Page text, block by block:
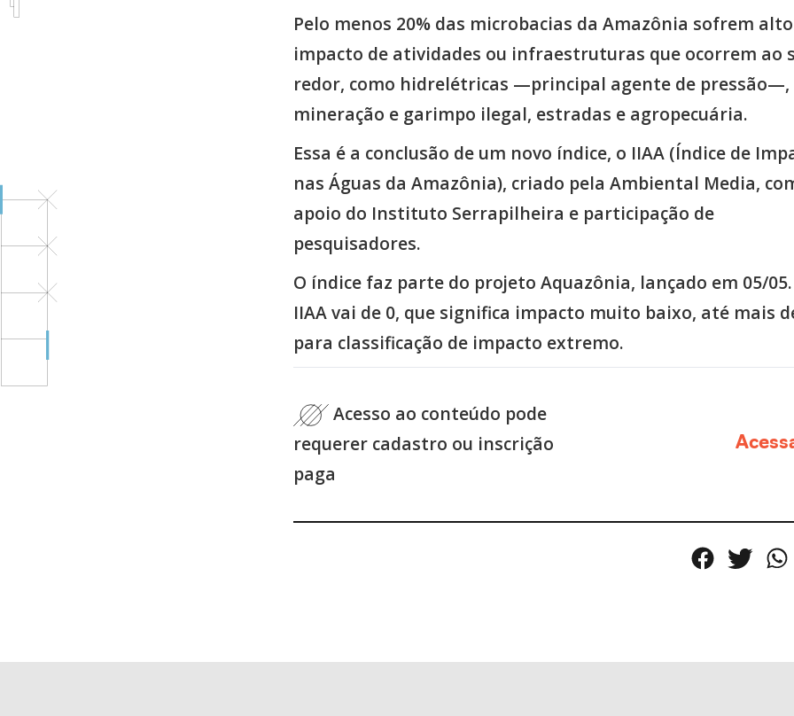
Pelo menos 20% das microbacias da Amazônia sofrem alto
impacto de atividades ou infraestruturas que ocorrem ao
redor, como hidrelétricas —principal agente de pressão—,
mineração e garimpo ilegal, estradas e agropecuária.
Essa é a conclusão de um novo índice, o IIAA (Índice de
nas Águas da Amazônia), criado pela Ambiental Media,
apoio do Instituto Serrapilheira e participação de
pesquisadores.
O índice faz parte do projeto Aquazônia, lançado em 05/
IIAA vai de 0, que significa impacto muito baixo, até mais
para classificação de impacto extremo.
Acesso ao conteúdo pode
requerer cadastro ou inscrição
paga